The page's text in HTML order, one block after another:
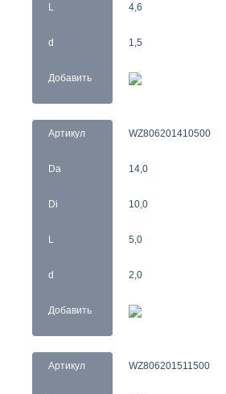
L
d
Добавить
4,6
1,5
Артикул
Da
Di
L
d
Добавить
WZ806201410500
14,0
10,0
5,0
2,0
Артикул WZ806201511500